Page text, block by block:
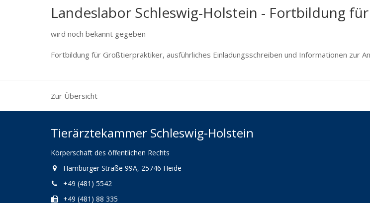
Landeslabor Schleswig-Holstein - Fortbildung
wird noch bekannt gegeben
Fortbildung für Großtierpraktiker, ausführliches Einladungsschreiben und Informationen zur
Zur Übersicht
Tierärztekammer Schleswig-Holstein
Körperschaft des öffentlichen Rechts
Hamburger Straße 99A, 25746 Heide
+49 (481) 5542
+49 (481) 88 335